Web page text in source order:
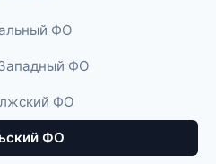
ФО
ФО
ФО
ФО